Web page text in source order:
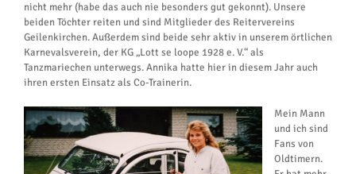
nicht mehr (habe das auch nie besonders gut gekonnt). Unsere
beiden Töchter reiten und sind Mitglieder des Reitervereins
Geilenkirchen. Außerdem sind beide sehr aktiv in unserem örtlichen
Karnevalsverein, der KG „Lott se loope 1928 e. V.“ als
Tanzmariechen unterwegs. Annika hatte hier in diesem Jahr auch
ihren ersten Einsatz als Co-Trainerin.
Mein Mann
und ich sind
Fans von
Oldtimern.